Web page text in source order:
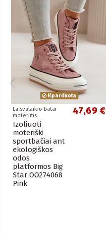
Išparduota
Laisvalaikio batai
moterims
Izoliuoti
moteriški
sportbačiai ant
ekologiškos
odos
platformos Big
Star OO274068
Pink
47,69 €